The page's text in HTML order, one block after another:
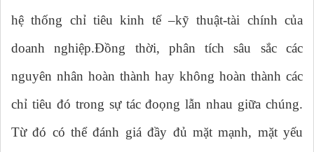
hệ thống chỉ tiêu kinh tế –kỹ thuật-tài chính của
doanh nghiệp.Đồng thời, phân tích sâu sắc các
nguyên nhân hoàn thành hay không hoàn thành các
chỉ tiêu đó trong sự tác đoọng lẫn nhau giữa chúng.
Từ đó có thể đánh giá đầy đủ mặt mạnh, mặt yếu